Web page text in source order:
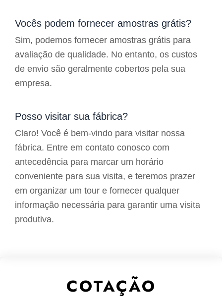
Vocês podem fornecer amostras grátis?
Sim, podemos fornecer amostras grátis para
avaliação de qualidade. No entanto, os custos
de envio são geralmente cobertos pela sua
empresa.
Posso visitar sua fábrica?
Claro! Você é bem-vindo para visitar nossa
fábrica. Entre em contato conosco com
antecedência para marcar um horário
conveniente para sua visita, e teremos prazer
em organizar um tour e fornecer qualquer
informação necessária para garantir uma visita
produtiva.
COTAÇÃO